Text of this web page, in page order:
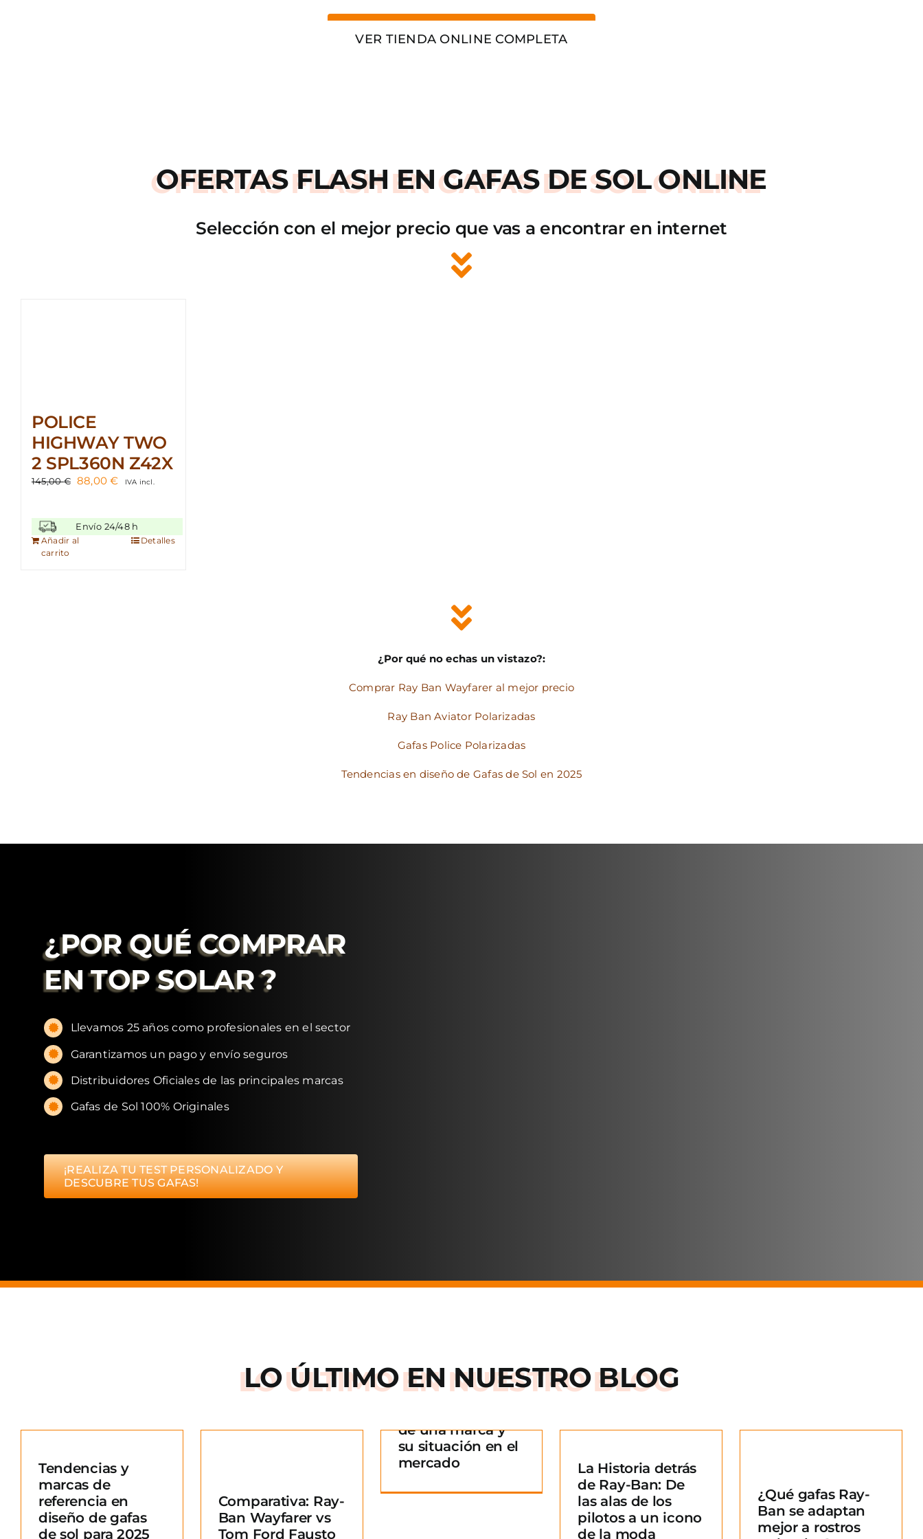
VER TIENDA ONLINE COMPLETA
OFERTAS FLASH EN GAFAS DE SOL ONLINE
Selección con el mejor precio que vas a encontrar en internet
POLICE
HIGHWAY TWO
2 SPL360N Z42X
145,00€ El
era:
145,00 €.
88,00€El
es:
88,00 €.
IVA incl.
Envío 24/48 h
Añadir al
carrito
Detalles
¿Por qué no echas un vistazo?:
Comprar Ray Ban Wayfarer al mejor precio
Ray Ban Aviator Polarizadas
Gafas Police Polarizadas
Tendencias en diseño de Gafas de Sol en 2025
¿POR QUÉ COMPRAR
EN TOP SOLAR ?
Llevamos 25 años como profesionales en el sector
Garantizamos un pago y envío seguros
Distribuidores Oficiales de las principales marcas
Gafas de Sol 100% Originales
¡REALIZA TU TEST PERSONALIZADO Y
DESCUBRE TUS GAFAS!
LO ÚLTIMO ENNUESTRO BLOG
Tendencias y
marcas de
referencia en
diseño de gafas
de sol para 2025
Comparativa: Ray-
Ban Wayfarer vs
Tom Ford Fausto
Comparativa: Ray-
Ban Wayfarer vs
Tom Ford Fausto
mercado
de una marca y
su situación en el
mercado
La Historia detrás
de Ray-Ban: De las
La Historia detrás
de Ray-Ban: De
las alas de los
pilotos a un icono
de la moda
¿Qué gafas Ray-
Ban se adaptan
mejor a rostros
redondos?
¿Qué gafas Ray-
Ban se adaptan
mejor a rostros